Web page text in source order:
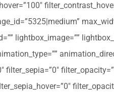
lightbox_image=””